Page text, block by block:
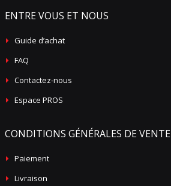
ENTRE VOUS ET NOUS
Guide d’achat
FAQ
Contactez-nous
Espace PROS
CONDITIONS GÉNÉRALES DE VENTE
Paiement
Livraison